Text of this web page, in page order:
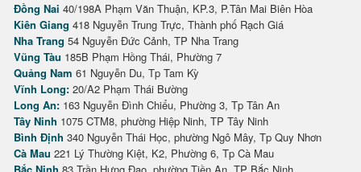
Đồng Nai 40/198A Phạm Văn Thuận, KP.3, P.Tân Mai Biên Hòa
Kiên Giang 418 Nguyễn Trung Trực, Thành phố Rạch Giá
Nha Trang 54 Nguyễn Đức Cảnh, TP Nha Trang
Vũng Tàu 185B Phạm Hồng Thái, Phường 7
Quảng Nam 61 Nguyễn Du, Tp Tam Kỳ
Vĩnh Long: 20/A2 Phạm Thái Bường
Long An: 163 Nguyễn Đình Chiểu, Phường 3, Tp Tân An
Tây Ninh 1075 CTM8, phường Hiệp Ninh, TP Tây Ninh
Bình Định 340 Nguyễn Thái Học, phường Ngô Mây, Tp Quy Nhơn
Cà Mau 221 Lý Thường Kiệt, K2, Phường 6, Tp Cà Mau
Bắc Ninh 83 Trần Hưng Đạo, phường Tiền An, TP Bắc Ninh